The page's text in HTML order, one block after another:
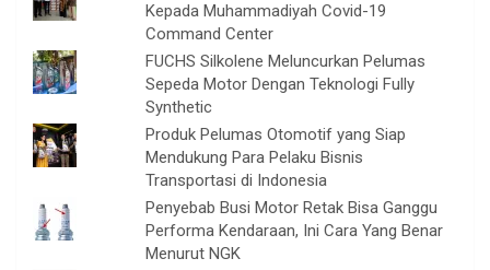
Kepada Muhammadiyah Covid-19
Command Center
FUCHS Silkolene Meluncurkan Pelumas
Sepeda Motor Dengan Teknologi Fully
Synthetic
Produk Pelumas Otomotif yang Siap
Mendukung Para Pelaku Bisnis
Transportasi di Indonesia
Penyebab Busi Motor Retak Bisa Ganggu
Performa Kendaraan, Ini Cara Yang Benar
Menurut NGK